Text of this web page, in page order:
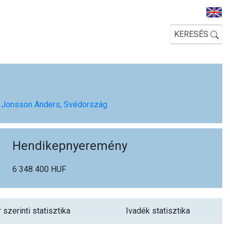
KERESÉS
Anders, Svédország
Hendikepnyeremény
6 348 400 HUF
szerinti statisztika Ivadék statisztika